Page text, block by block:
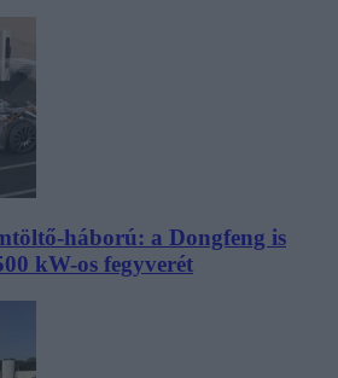
háború: a Dongfeng is
kW-os fegyverét